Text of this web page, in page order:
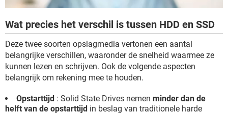
Wat precies het verschil is tussen HDD en SSD
Deze twee soorten opslagmedia vertonen een aantal
belangrijke verschillen, waaronder de snelheid waarmee ze
kunnen lezen en schrijven. Ook de volgende aspecten
belangrijk om rekening mee te houden.
Opstarttijd : Solid State Drives nemen minder dan de
helft van de opstarttijd in beslag van traditionele harde